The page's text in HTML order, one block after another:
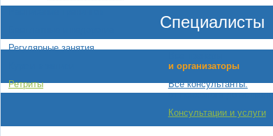
Регулярные занятия
Ретриты
Специалисты
и организаторы
Все консультанты:
от психолога до
Консультации и услуги